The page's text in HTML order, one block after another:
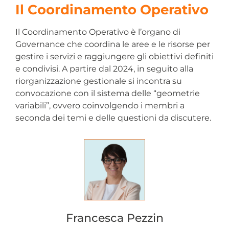
Il Coordinamento Operativo
Il Coordinamento Operativo è l’organo di
Governance che coordina le aree e le risorse per
gestire i servizi e raggiungere gli obiettivi definiti
e condivisi. A partire dal 2024, in seguito alla
riorganizzazione gestionale si incontra su
convocazione con il sistema delle “geometrie
variabili”, ovvero coinvolgendo i membri a
seconda dei temi e delle questioni da discutere.
Francesca Pezzin